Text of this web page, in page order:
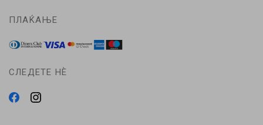
ПЛАЌАЊЕ
СЛЕДЕТЕ НÈ